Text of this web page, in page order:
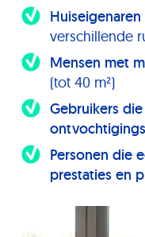
Huiseigenaren
verschillende
Mensen met
(tot 40 m²)
Gebruikers
Personen die
prestaties en